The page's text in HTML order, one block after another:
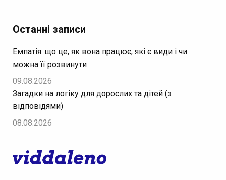
Останні записи
Емпатія: що це, як вона працює, які є види і чи
можна її розвинути
09.08.2026
Загадки на логіку для дорослих та дітей (з
відповідями)
08.08.2026